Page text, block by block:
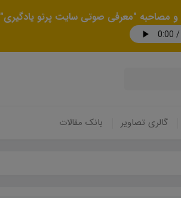
و مصاحبه "معرفی صوتی سایت پرتو یادگیری"
گالری تصاویر بانک مقالات